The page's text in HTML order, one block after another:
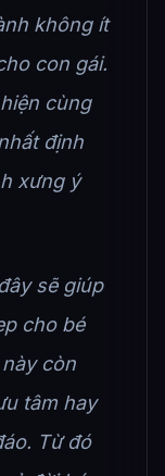
không ít
con gái.
cùng
định
xưng ý
sẽ giúp
cho bé
còn
tâm hay
Từ đó